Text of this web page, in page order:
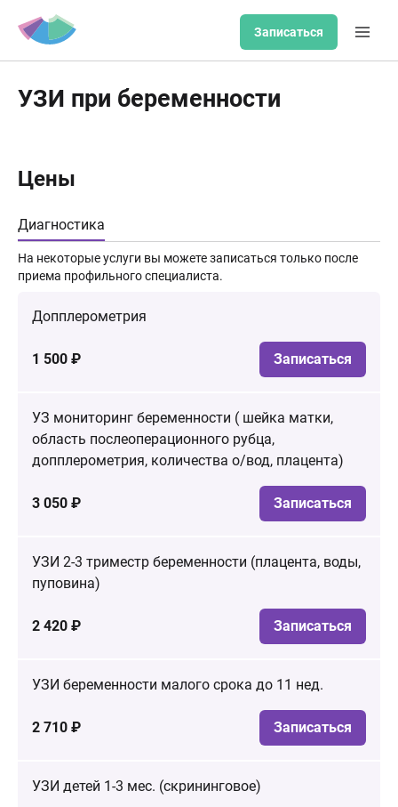
Записаться
УЗИ при беременности
Цены
Диагностика
На некоторые услуги вы можете записаться только после
приема профильного специалиста.
Допплерометрия
1 500 ₽ Записаться
УЗ мониторинг беременности ( шейка матки,
область послеоперационного рубца,
допплерометрия, количества о/вод, плацента)
3 050 ₽ Записаться
УЗИ 2-3 триместр беременности (плацента, воды,
пуповина)
2 420 ₽ Записаться
УЗИ беременности малого срока до 11 нед.
2 710 ₽ Записаться
УЗИ детей 1-3 мес. (скрининговое)